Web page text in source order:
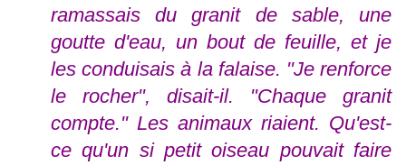
ramassais du granit de sable, une
goutte d'eau, un bout de feuille, et je
les conduisais à la falaise. "Je renforce
le rocher", disait-il. "Chaque granit
compte." Les animaux riaient. Qu'est-
ce qu'un si petit oiseau pouvait faire